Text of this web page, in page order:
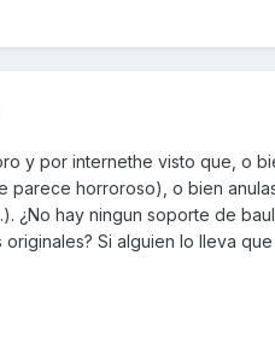
y por internethe visto que, o
parece horroroso), o bien
¿No hay ningun soporte de
Si alguien lo lleva que